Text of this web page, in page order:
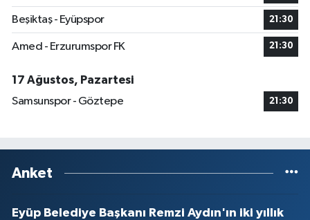
Beşiktaş - Eyüpspor 21:30
Amed - Erzurumspor FK 21:30
17 Ağustos, Pazartesi
Samsunspor - Göztepe
21:30
Anket
Eyüp Belediye Başkanı Remzi Aydın'ın iki yıllık